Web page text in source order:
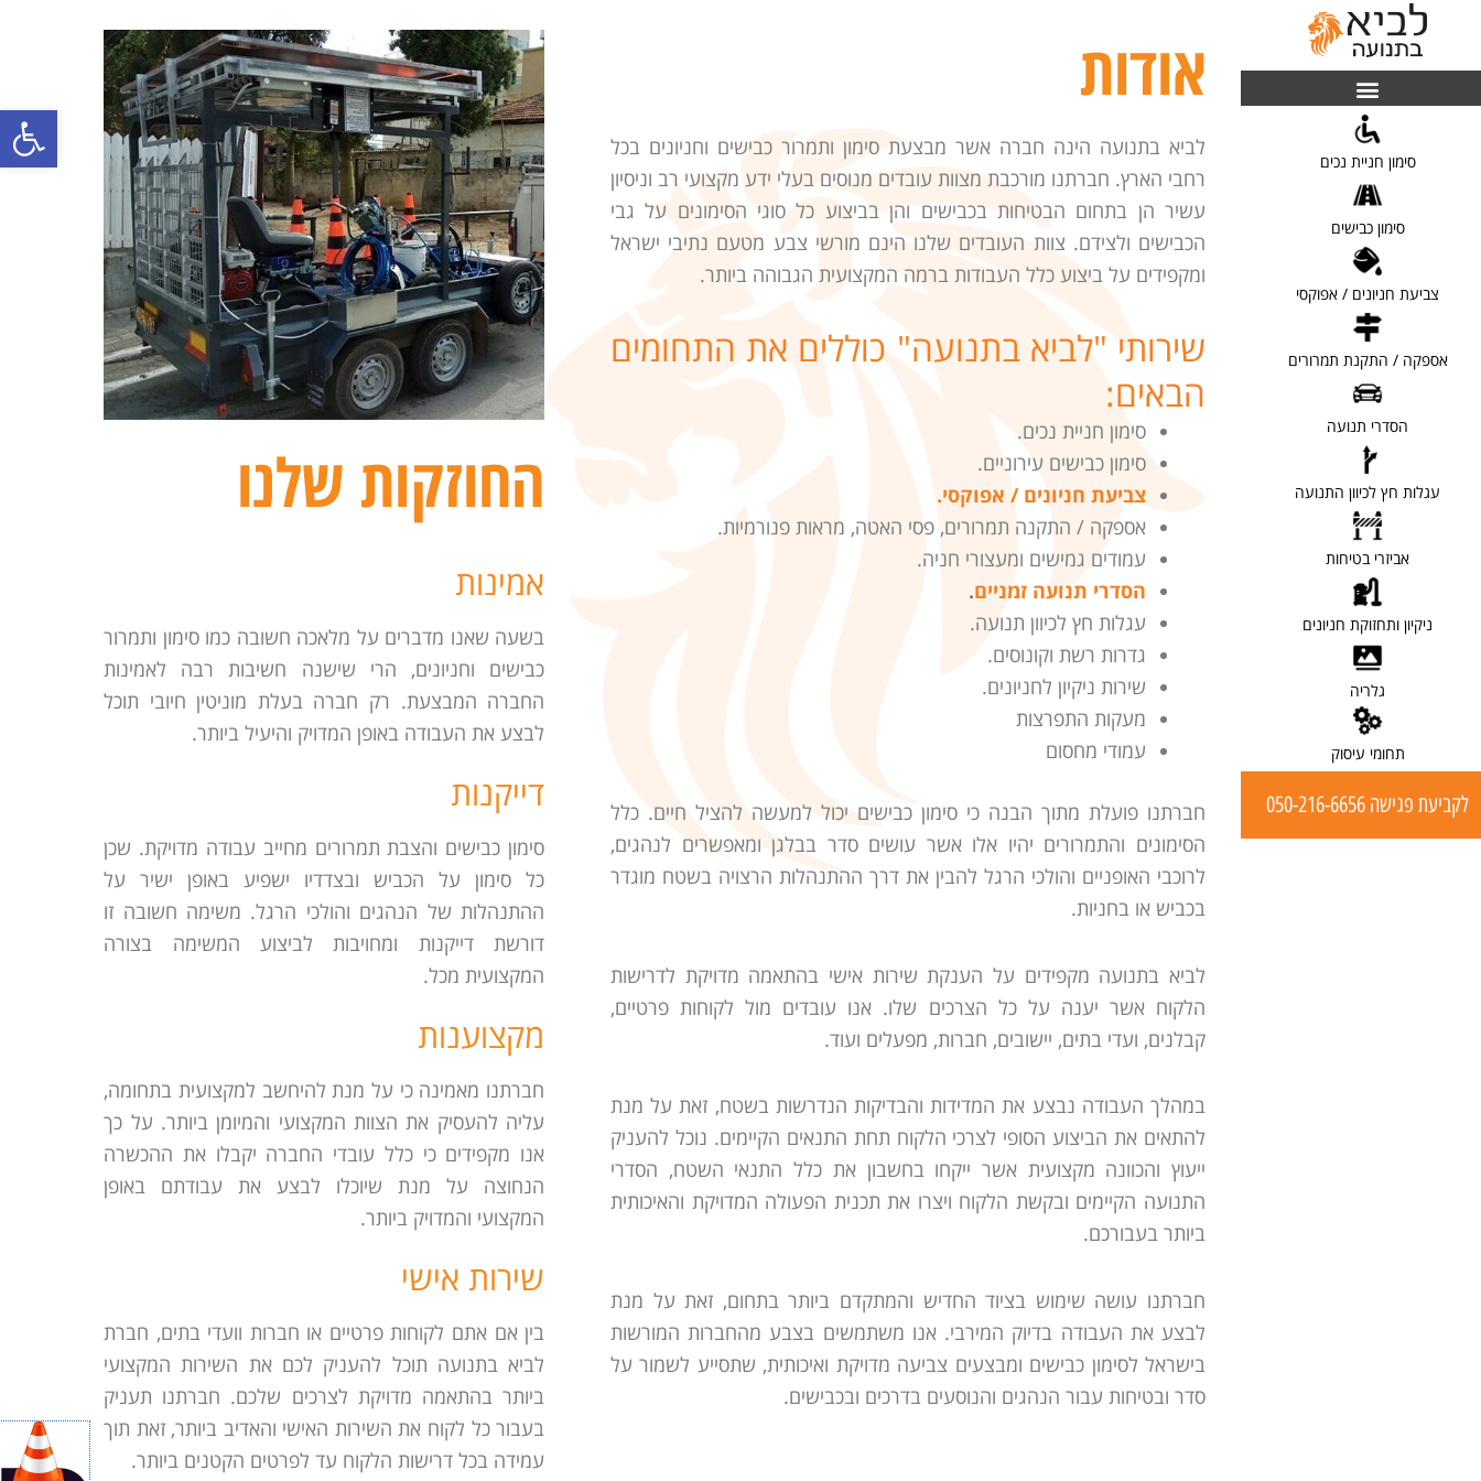
סימון חניית נכים
[ לפרטים ]
סימון כבישים
[ לפרטים ]
צביעת חניונים / אפוקסי
[ לפרטים ]
אספקה / התקנת תמרורים
[ לפרטים ]
הסדרי תנועה
[ לפרטים ]
עגלות חץ לכיוון התנועה
[ לפרטים ]
אביזרי בטיחות
[ לפרטים ]
ניקיון ותחזוקת חניונים
[ לפרטים ]
גלריה
[ לפרטים ]
תחומי עיסוק
[ לפרטים ]
לקביעת פגישה 050-216-6656
אודות
לביא בתנועה הינה חברה אשר מבצעת סימון ותמרור כבישים וחניונים בכל
רחבי הארץ. חברתנו מורכבת מצוות עובדים מנוסים בעלי ידע מקצועי רב וניסיון
עשיר הן בתחום הבטיחות בכבישים והן בביצוע כל סוגי הסימונים על גבי
הכבישים ולצידם. צוות העובדים שלנו הינם מורשי צבע מטעם נתיבי ישראל
ומקפידים על ביצוע כלל העבודות ברמה המקצועית הגבוהה ביותר.
שירותי "לביא בתנועה" כוללים את התחומים
הבאים:
סימון חניית נכים.
סימון כבישים עירוניים.
צביעת חניונים / אפוקסי.
אספקה / התקנה תמרורים, פסי האטה, מראות פנורמיות.
עמודים גמישים ומעצורי חניה.
הסדרי תנועה זמניים.
עגלות חץ לכיוון תנועה.
גדרות רשת וקונוסים.
שירות ניקיון לחניונים.
מעקות התפרצות
עמודי מחסום
חברתנו פועלת מתוך הבנה כי סימון כבישים יכול למעשה להציל חיים. כלל
הסימונים והתמרורים יהיו אלו אשר עושים סדר בבלגן ומאפשרים לנהגים,
לרוכבי האופניים והולכי הרגל להבין את דרך ההתנהלות הרצויה בשטח מוגדר
בכביש או בחניות.
לביא בתנועה מקפידים על הענקת שירות אישי בהתאמה מדויקת לדרישות
הלקוח אשר יענה על כל הצרכים שלו. אנו עובדים מול לקוחות פרטיים,
קבלנים, ועדי בתים, יישובים, חברות, מפעלים ועוד.
במהלך העבודה נבצע את המדידות והבדיקות הנדרשות בשטח, זאת על מנת
להתאים את הביצוע הסופי לצרכי הלקוח תחת התנאים הקיימים. נוכל להעניק
ייעוץ והכוונה מקצועית אשר ייקחו בחשבון את כלל התנאי השטח, הסדרי
התנועה הקיימים ובקשת הלקוח ויצרו את תכנית הפעולה המדויקת והאיכותית
ביותר בעבורכם.
חברתנו עושה שימוש בציוד החדיש והמתקדם ביותר בתחום, זאת על מנת
לבצע את העבודה בדיוק המירבי. אנו משתמשים בצבע מהחברות המורשות
בישראל לסימון כבישים ומבצעים צביעה מדויקת ואיכותית, שתסייע לשמור על
סדר ובטיחות עבור הנהגים והנוסעים בדרכים ובכבישים.
החוזקות שלנו
אמינות
בשעה שאנו מדברים על מלאכה חשובה כמו סימון ותמרור
כבישים וחניונים, הרי שישנה חשיבות רבה לאמינות
החברה המבצעת. רק חברה בעלת מוניטין חיובי תוכל
לבצע את העבודה באופן המדויק והיעיל ביותר.
דייקנות
סימון כבישים והצבת תמרורים מחייב עבודה מדויקת. שכן
כל סימון על הכביש ובצדדיו ישפיע באופן ישיר על
ההתנהלות של הנהגים והולכי הרגל. משימה חשובה זו
דורשת דייקנות ומחויבות לביצוע המשימה בצורה
המקצועית מכל.
מקצוענות
חברתנו מאמינה כי על מנת להיחשב למקצועית בתחומה,
עליה להעסיק את הצוות המקצועי והמיומן ביותר. על כך
אנו מקפידים כי כלל עובדי החברה יקבלו את ההכשרה
הנחוצה על מנת שיוכלו לבצע את עבודתם באופן
המקצועי והמדויק ביותר.
שירות אישי
בין אם אתם לקוחות פרטיים או חברות וועדי בתים, חברת
לביא בתנועה תוכל להעניק לכם את השירות המקצועי
ביותר בהתאמה מדויקת לצרכים שלכם. חברתנו תעניק
בעבור כל לקוח את השירות האישי והאדיב ביותר, זאת תוך
עמידה בכל דרישות הלקוח עד לפרטים הקטנים ביותר.